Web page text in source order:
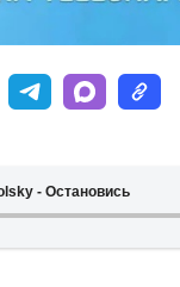
- Остановись